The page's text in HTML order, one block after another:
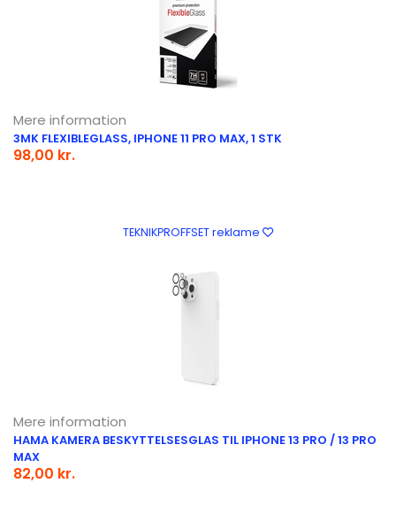
Mere information
3MK FLEXIBLEGLASS, IPHONE 11 PRO MAX, 1 STK
98,00 kr.
TEKNIKPROFFSET reklame
Mere information
HAMA KAMERA BESKYTTELSESGLAS TIL IPHONE 13 PRO / 13 PRO
MAX
82,00 kr.